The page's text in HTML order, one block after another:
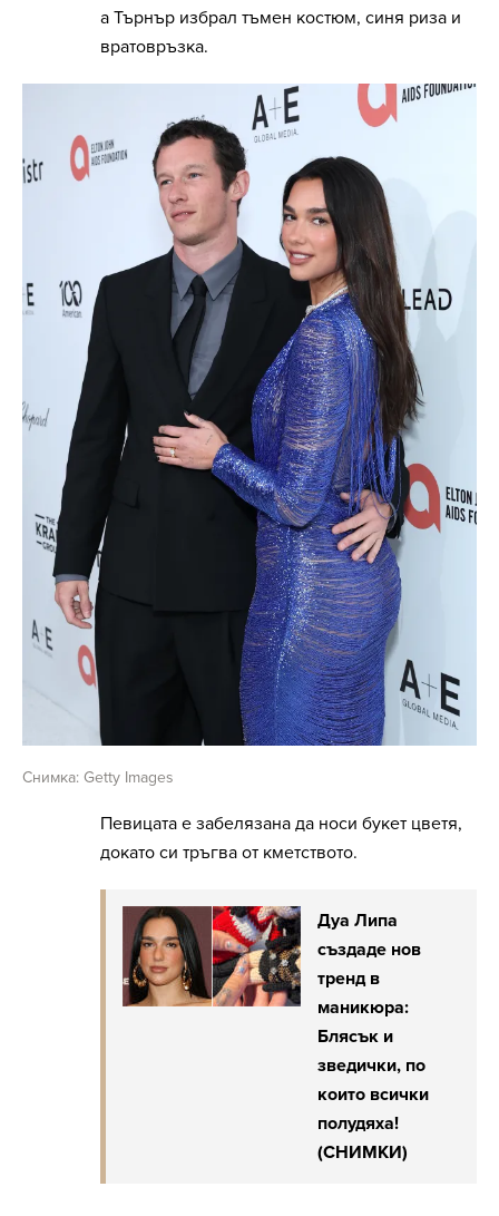
а Търнър избрал тъмен костюм, синя риза и
вратовръзка.
Снимка: Getty Images
Певицата е забелязана да носи букет цветя,
докато си тръгва от кметството.
Дуа Липа
създаде нов
тренд в
маникюра:
Блясък и
зведички, по
които всички
полудяха!
(СНИМКИ)